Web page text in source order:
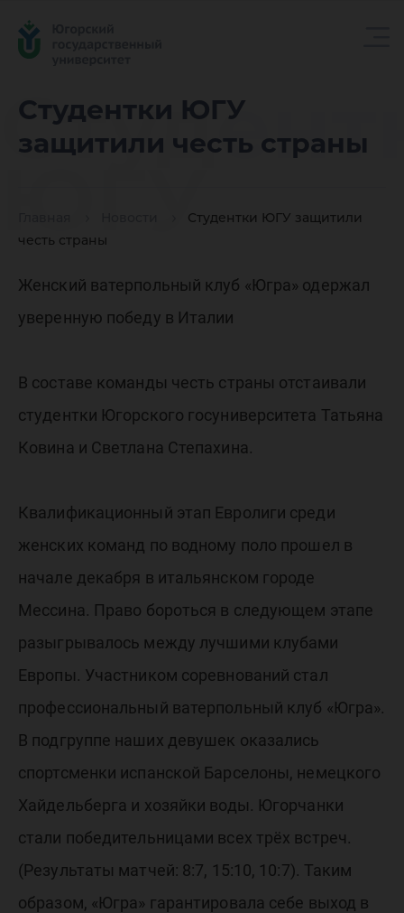
Студентки ЮГУ
защитили честь страны
Студентки ЮГУ защитили
честь страны
ЮГУ
честь
страны
Женский ватерпольный клуб «Югра» одержал
уверенную победу в Италии
В составе команды честь страны отстаивали
студентки Югорского госуниверситета Татьяна
Ковина и Светлана Степахина.
Квалификационный этап Евролиги среди
женских команд по водному поло прошел в
начале декабря в итальянском городе
Мессина. Право бороться в следующем этапе
разыгрывалось между лучшими клубами
Европы. Участником соревнований стал
профессиональный ватерпольный клуб «Югра».
В подгруппе наших девушек оказались
спортсменки испанской Барселоны, немецкого
Хайдельберга и хозяйки воды. Югорчанки
стали победительницами всех трёх встреч.
(Результаты матчей: 8:7, 15:10, 10:7). Таким
образом, «Югра» гарантировала себе выход в